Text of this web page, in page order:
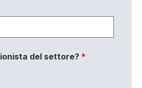
del settore? *